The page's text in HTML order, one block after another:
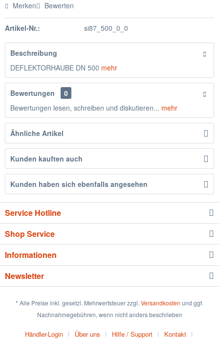
Merken Bewerten
Artikel-Nr.: si87_500_0_0
Beschreibung
DEFLEKTORHAUBE DN 500 mehr
Bewertungen
0
Bewertungen lesen, schreiben und diskutieren... mehr
Ähnliche Artikel
Kunden kauften auch
Kunden haben sich ebenfalls angesehen
Service Hotline
Shop Service
Informationen
Newsletter
* Alle Preise inkl. gesetzl. Mehrwertsteuer zzgl. Versandkosten und ggf.
Nachnahmegebühren, wenn nicht anders beschrieben
Händler-Login Über uns Hilfe / Support Kontakt